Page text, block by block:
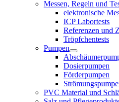
Messen, Regeln und
elektronische
ICP Labortests
Referenzen und
Tröpfchentests
Pumpen
Dosierpumpen
Förderpumpen
PVC Material und